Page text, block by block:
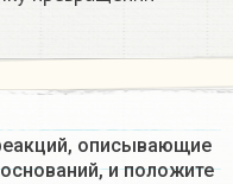
описывающие
и положите